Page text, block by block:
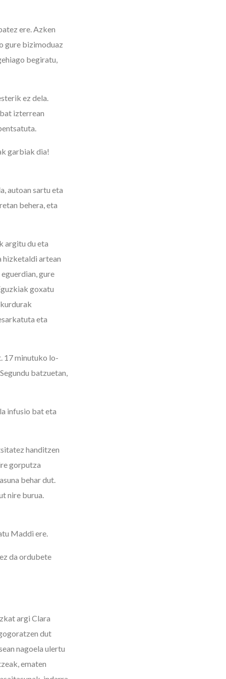
ere. Azken
gure bizimoduaz
begiratu,
ez dela.
izterrean
garbiak dia!
autoan sartu eta
behera, eta
argitu du eta
hizketaldi artean
gure
goxatu
eta
17 minutuko lo-
batzuetan,
infusio bat eta
handitzen
gorputza
behar dut.
nire burua.
Maddi ere.
da ordubete
argi Clara
dut
nagoela ulertu
ematen